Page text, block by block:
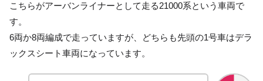
こちらがアーバンライナーとして走る21000系という車両で
す。
6両か8両編成で走っていますが、どちらも先頭の1号車はデラ
ックスシート車両になっています。